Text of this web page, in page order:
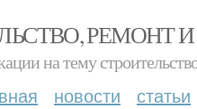
РЕМОНТ
на тему
новости статьи